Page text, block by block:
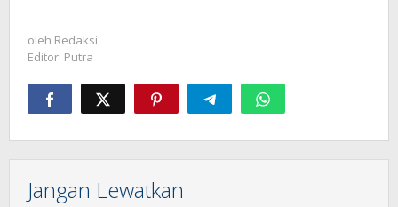
oleh Redaksi
Editor: Putra
Jangan Lewatkan